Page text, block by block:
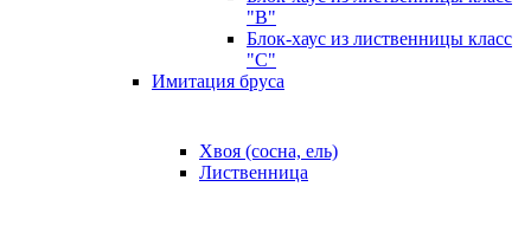
"B"
Блок-хаус из лиственницы класс
"C"
Имитация бруса
Хвоя (сосна, ель)
Лиственница